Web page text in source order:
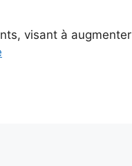
visant à augmenter